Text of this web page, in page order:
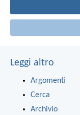
Leggi altro
Argomenti
Cerca
Archivio